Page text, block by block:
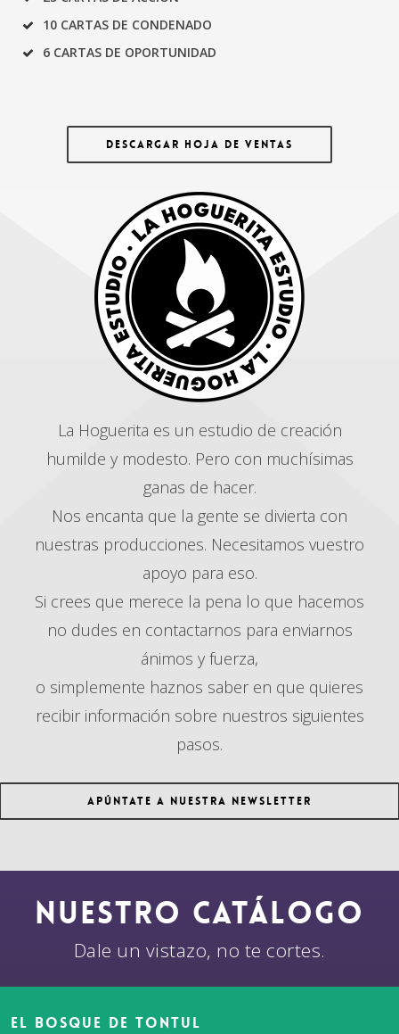
10 CARTAS DE CONDENADO
6 CARTAS DE OPORTUNIDAD
DESCARGAR HOJA DE VENTAS
La Hoguerita es un estudio de creación
humilde y modesto. Pero con muchísimas
ganas de hacer.
Nos encanta que la gente se divierta con
nuestras producciones. Necesitamos vuestro
apoyo para eso.
Si crees que merece la pena lo que hacemos
no dudes en contactarnos para enviarnos
ánimos y fuerza,
o simplemente haznos saber en que quieres
recibir información sobre nuestros siguientes
pasos.
Apúntate a nuestra Newsletter
NUESTRO CATÁLOGO
Dale un vistazo, no te cortes.
El Bosque de Tontul